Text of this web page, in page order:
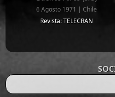
6 Agosto 1971 | Chile
Revista: TELECRAN